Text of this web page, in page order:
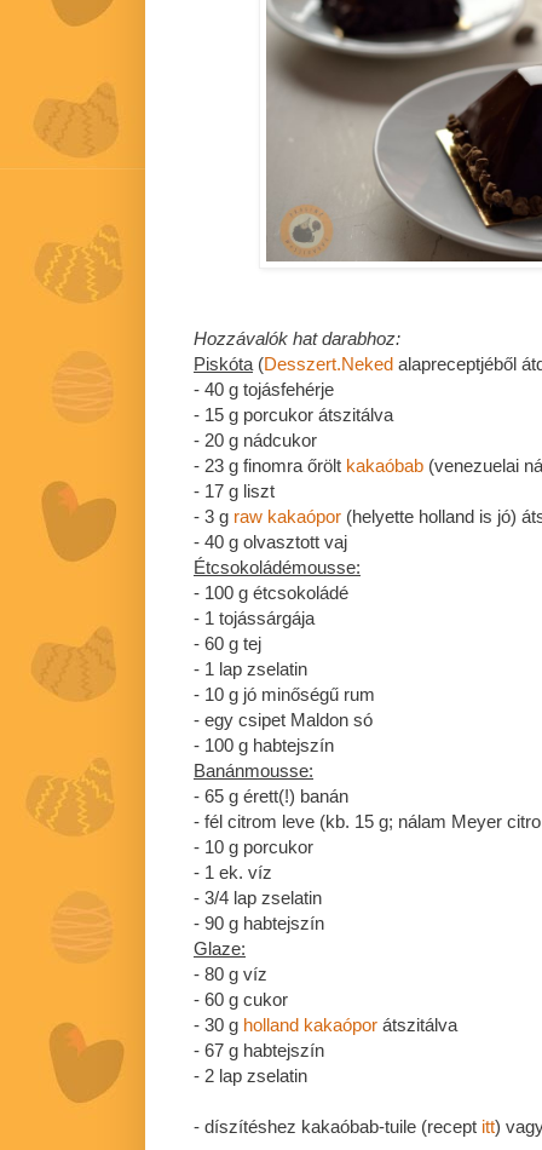
Hozzávalók hat darabhoz:
Piskóta (Desszert.Neked alapreceptjéből
- 40 g tojásfehérje
- 15 g porcukor átszitálva
- 20 g nádcukor
- 23 g finomra őrölt kakaóbab (venezuelai
- 17 g liszt
- 3 g raw kakaópor (helyette holland is jó)
- 40 g olvasztott vaj
Étcsokoládémousse:
- 100 g étcsokoládé
- 1 tojássárgája
- 60 g tej
- 1 lap zselatin
- 10 g jó minőségű rum
- egy csipet Maldon só
- 100 g habtejszín
Banánmousse:
- 65 g érett(!) banán
- fél citrom leve (kb. 15 g; nálam Meyer
- 10 g porcukor
- 1 ek. víz
- 3/4 lap zselatin
- 90 g habtejszín
Glaze:
- 80 g víz
- 60 g cukor
- 30 g holland kakaópor átszitálva
- 67 g habtejszín
- 2 lap zselatin
- díszítéshez kakaóbab-tuile (recept itt)